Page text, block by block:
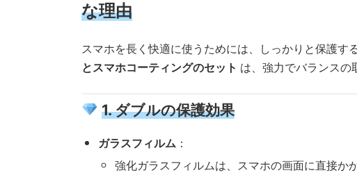
な理由
スマホを長く快適に使うためには、しっかりと保護す
とスマホコーティングのセット は、強力でバランスの
1. ダブルの保護効果
ガラスフィルム ：
強化ガラスフィルムは、スマホの画面に直接か